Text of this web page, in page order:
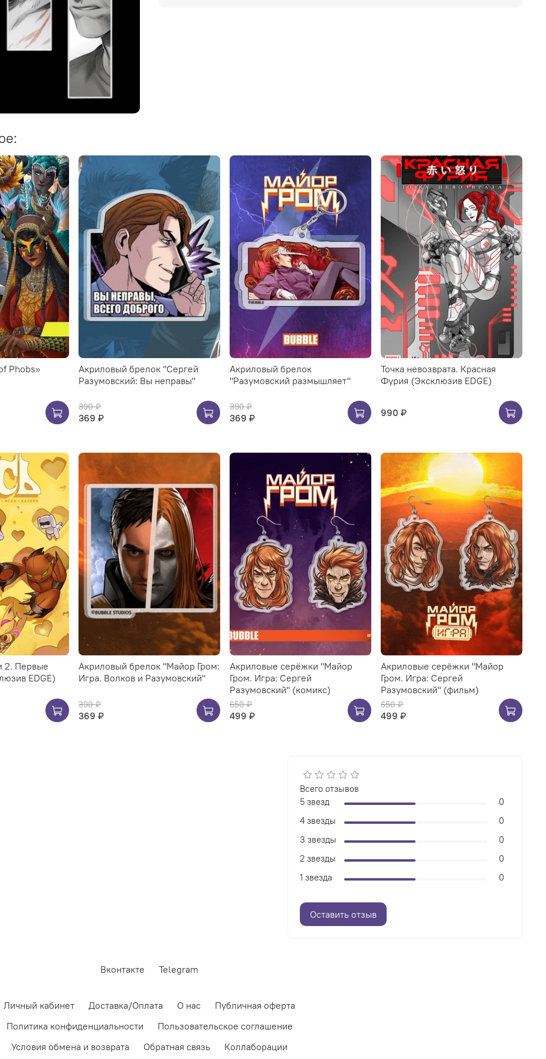
Phobs»
Акриловый брелок "Сергей
Разумовский: Вы неправы"
390 ₽
369 ₽
Акриловый брелок
"Разумовский размышляет"
390 ₽
369 ₽
Точка невозврата. Красная
Фурия (Эксклюзив EDGE)
990 ₽
2. Первые
EDGE)
Акриловый брелок "Майор Гром:
Игра. Волков и Разумовский"
390 ₽
369 ₽
Акриловые серёжки "Майор
Гром. Игра: Сергей
Разумовский" (комикс)
650 ₽
499 ₽
Акриловые серёжки "Майор
Гром. Игра: Сергей
Разумовский" (фильм)
650 ₽
499 ₽
Всего отзывов
5 звезд
0
4 звезды
0
3 звезды
0
2 звезды
0
1 звезда
0
Оставить отзыв
Вконтакте Telegram
Личный кабинет Доставка/Оплата О нас
Публичная оферта
Политика конфиденциальности
Пользовательское соглашение
Условия обмена и возврата
Обратная связь Коллаборации